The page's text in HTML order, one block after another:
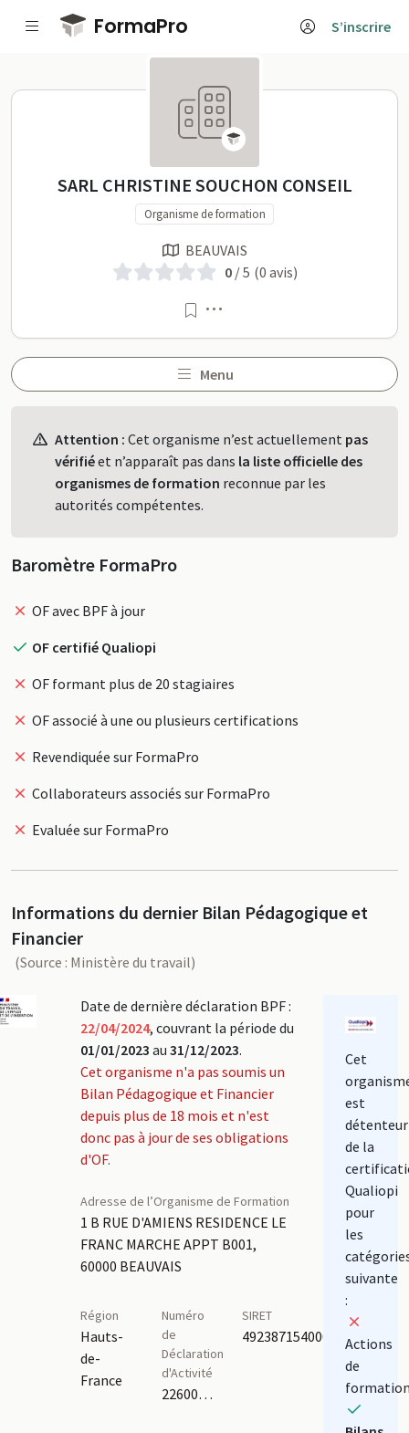
Passer au contenu principal
FormaPro S’inscrire
SARL CHRISTINE SOUCHON
SARL CHRISTINE SOUCHON CONSEIL
Organisme de formation
BEAUVAIS
0/ 5 (0 avis)
Menu
Attention : Cet organisme n’est actuellement pas
vérifiéet n’apparaît pas dans la liste officielle des
organismes de formation reconnue par les
autorités compétentes.
Baromètre FormaPro
OF avec BPF à jour
OF certifié Qualiopi
OF formant plus de 20 stagiaires
OF associé à une ou plusieurs certifications
Revendiquée sur FormaPro
Collaborateurs associés sur FormaPro
Evaluée sur FormaPro
Informations du dernier Bilan Pédagogique et
Financier
(Source : Ministère du travail)
Date de dernière déclaration BPF :
22/04/2024, couvrant la période du
01/01/2023 au 31/12/2023.
Cet organisme n'a pas soumis un
Bilan Pédagogique et Financier
depuis plus de 18 mois et n'est
donc pas à jour de ses obligations
d'OF.
Adresse de l’Organisme de Formation
1 B RUE D'AMIENS RESIDENCE LE
FRANC MARCHE APPT B001,
60000 BEAUVAIS
Région
Hauts-
de-
France
Numéro
de
Déclaration
d'Activité
22600214660
SIRET
49238715400031
Cet
est
détenteur
de la
Qualiopi
pour
les
suivante
:
Actions
de